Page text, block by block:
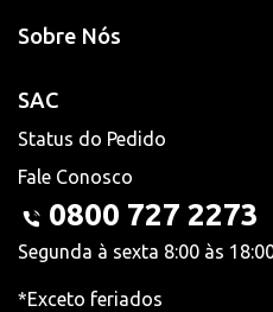
Sobre Nós
SAC
Status do Pedido
Fale Conosco
0800 727 2273
Segunda à sexta 8:00 às
*Exceto feriados